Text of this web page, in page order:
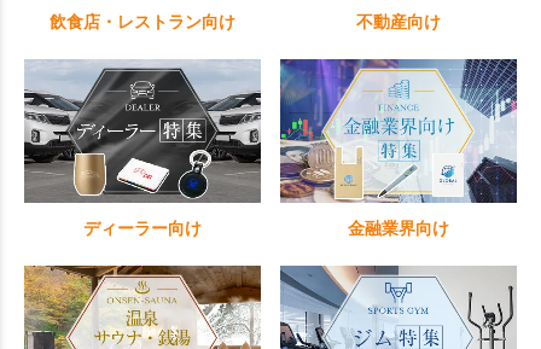
飲食店・レストラン向け 不動産向け
ディーラー向け 金融業界向け